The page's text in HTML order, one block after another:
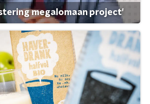
megalomaan project'